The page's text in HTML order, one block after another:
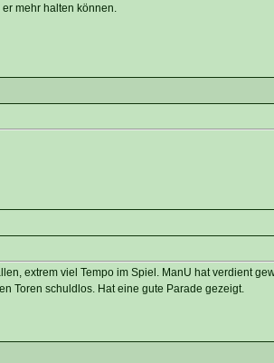
mehr halten können.
extrem viel Tempo im Spiel. ManU hat verdient
Toren schuldlos. Hat eine gute Parade gezeigt.